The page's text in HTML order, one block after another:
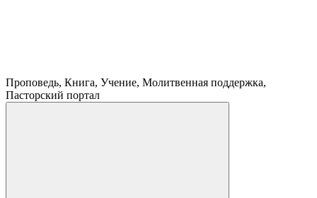
Проповедь, Книга, Учение, Молитвенная поддержка,
Пасторский портал